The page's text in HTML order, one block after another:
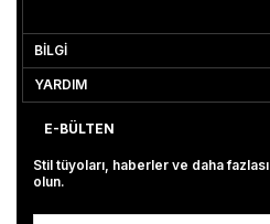
BİLGİ
YARDIM
E-BÜLTEN
Stil tüyoları, haberler ve daha
olun.